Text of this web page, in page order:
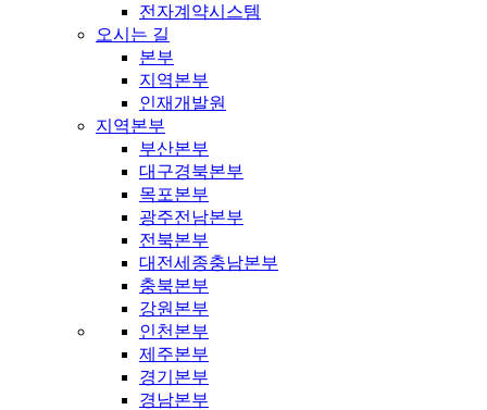
전자계약시스템
오시는 길
본부
지역본부
인재개발원
지역본부
부산본부
대구경북본부
목포본부
광주전남본부
전북본부
대전세종충남본부
충북본부
강원본부
인천본부
제주본부
경기본부
경남본부